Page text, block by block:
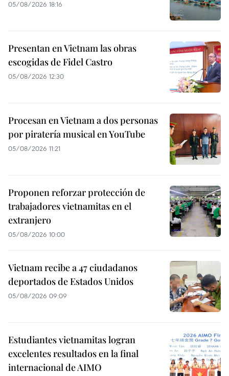
05/08/2026 18:16
Presentan en Vietnam las obras
escogidas de Fidel Castro
05/08/2026 12:30
Procesan en Vietnam a dos personas
por piratería musical en YouTube
05/08/2026 11:21
Proponen reforzar protección de
trabajadores vietnamitas en el
extranjero
05/08/2026 10:00
Vietnam recibe a 47 ciudadanos
deportados de Estados Unidos
05/08/2026 09:09
Estudiantes vietnamitas logran
excelentes resultados en la final
internacional de AIMO